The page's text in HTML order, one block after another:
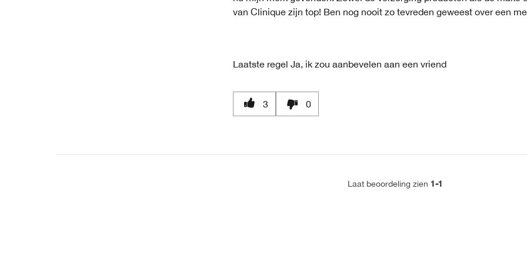
van Clinique zijn top! Ben nog nooit zo tevreden geweest over een
Laatste regel Ja, ik zou aanbevelen aan een vriend
3 0
Laat beoordeling zien 1-1